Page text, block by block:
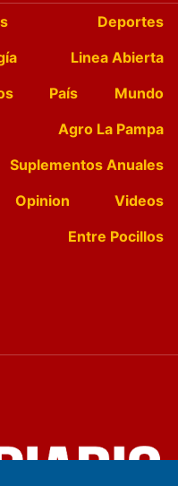
Deportes
Linea Abierta
País
Mundo
Agro La Pampa
Suplementos Anuales
Opinion
Videos
Entre Pocillos